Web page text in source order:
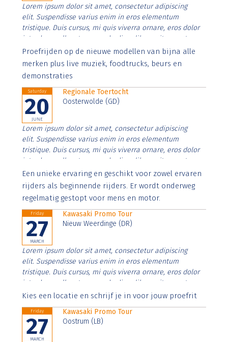
Lorem ipsum dolor sit amet, consectetur adipiscing
elit. Suspendisse varius enim in eros elementum
tristique. Duis cursus, mi quis viverra ornare, eros dolor
interdum nulla, ut commodo diam libero vitae erat.
Aenean faucibus nibh et justo cursus id rutrum lorem
imperdiet. Nunc ut sem vitae risus tristique posuere.
Proefrijden op de nieuwe modellen van bijna alle
merken plus live muziek, foodtrucks, beurs en
demonstraties
Saturday
20
JUNE
Regionale Toertocht
Oosterwolde (GD)
Lorem ipsum dolor sit amet, consectetur adipiscing
elit. Suspendisse varius enim in eros elementum
tristique. Duis cursus, mi quis viverra ornare, eros dolor
interdum nulla, ut commodo diam libero vitae erat.
Aenean faucibus nibh et justo cursus id rutrum lorem
imperdiet. Nunc ut sem vitae risus tristique posuere.
Een unieke ervaring en geschikt voor zowel ervaren
rijders als beginnende rijders. Er wordt onderweg
regelmatig gestopt voor mens en motor.
Friday
27
MARCH
Kawasaki Promo Tour
Nieuw Weerdinge (DR)
Lorem ipsum dolor sit amet, consectetur adipiscing
elit. Suspendisse varius enim in eros elementum
tristique. Duis cursus, mi quis viverra ornare, eros dolor
interdum nulla, ut commodo diam libero vitae erat.
Aenean faucibus nibh et justo cursus id rutrum lorem
Kies een locatie en schrijf je in voor jouw proefrit
Friday
27
MARCH
Kawasaki Promo Tour
Oostrum (LB)